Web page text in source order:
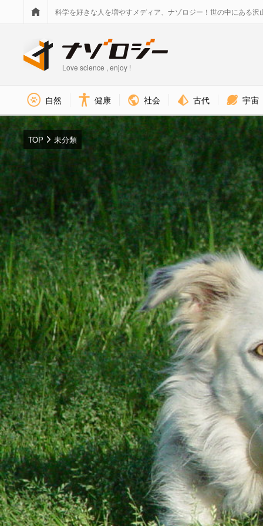
科学を好きな人を増やすメディア、ナゾロジー！世の中にある沢
Love science , enjoy !
自然 健康 社会 古代 宇宙
TOP 未分類